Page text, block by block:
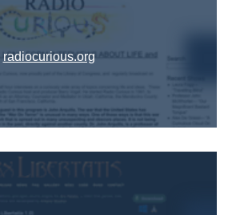
radiocurious.org